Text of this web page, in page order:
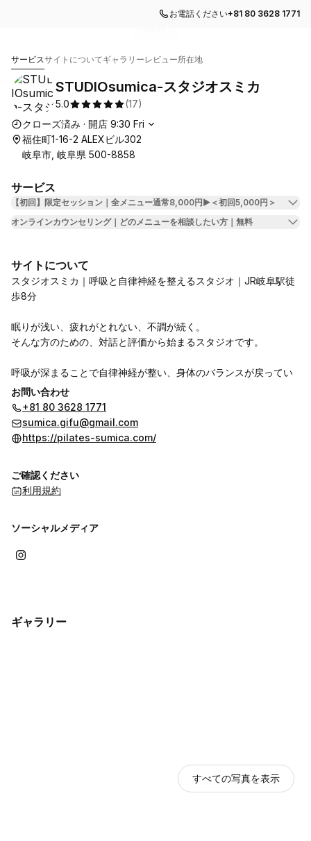
お電話ください+81 80 3628 1771
サービスサイトについてギャラリーレビュー所在地
STUDIOsumica-スタジオスミカ
5.0 (17)
営業時間
クローズ済み · 開店 9:30 Fri
福住町1-16-2 ALEXビル302
岐阜市, 岐阜県 500-8858
サービス
【初回】限定セッション｜全メニュー通常8,000円▶︎＜初回5,000円＞
オンラインカウンセリング｜どのメニューを相談したい方｜無料
サイトについて
スタジオスミカ｜呼吸と自律神経を整えるスタジオ｜JR岐阜駅徒
歩8分
眠りが浅い、疲れがとれない、不調が続く。
そんな方のための、対話と評価から始まるスタジオです。
呼吸が深まることで自律神経が整い、身体のバランスが戻ってい
く。
痛みや不調を症状として消すのではなく、
呼吸と全身のつながりから、本来の楽な状態を一緒に思い出して
いきます。
・個人セッション(初回・継続)
・モニターセッション(60分2,980円・1日1名)
・出張グループレッスン
・呼吸の講座
📩 ご相談・お問い合わせはメールまたはDMにて
At Sumica Bodywork Studio, we offer private sessions
designed for travelers to fine-tune their senses before
お問い合わせ
+81 80 3628 1771
sumica.gifu@gmail.com
https://pilates-sumica.com/
ご確認ください
利用規約
ソーシャルメディア
ギャラリー
すべての写真を表示